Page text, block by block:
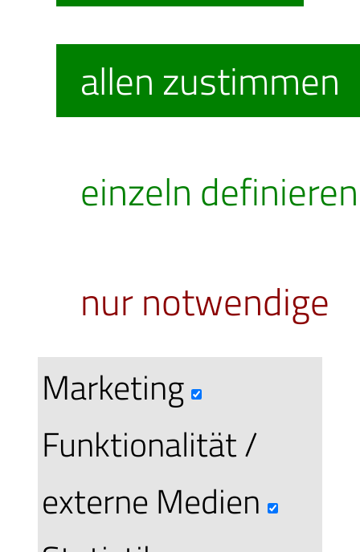
Sep
2026
Mo,
allen zustimmen
einzeln definieren
nur notwendige
Marketing
Funktionalität /
externe Medien